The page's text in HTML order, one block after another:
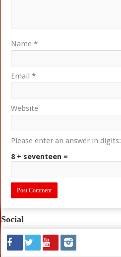
Name*
Email*
Website
Please enter an answer in digits:
8 + seventeen =
Social